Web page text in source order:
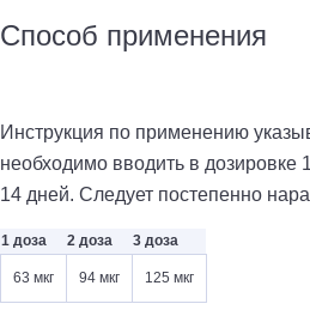
Способ применения
Инструкция по применению
необходимо вводить в дозировке
14 дней. Следует постепенно
1 доза 2 доза 3 доза
63 мкг 94 мкг 125 мкг